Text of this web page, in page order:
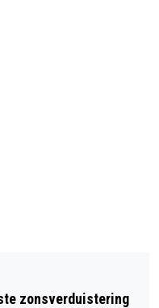
NIEUW
zonsverduistering